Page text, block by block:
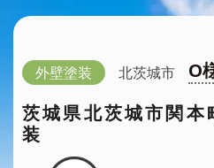
外壁塗装 北茨城市
O
茨城県北茨城市関
装